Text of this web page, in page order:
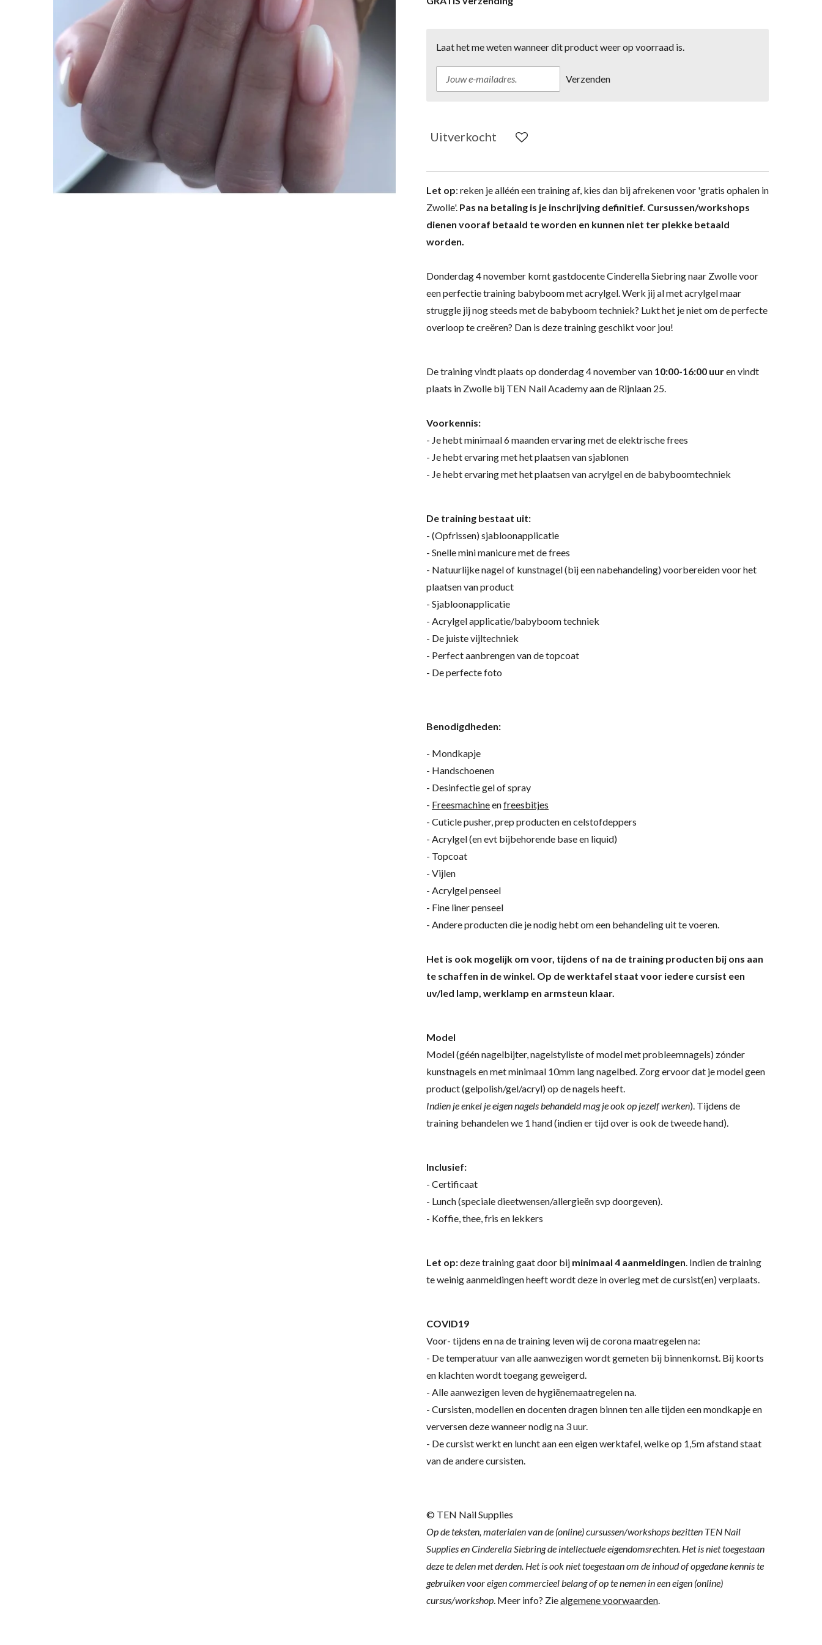
Laat het me weten wanneer dit product weer op voorraad is.
Verzenden
Uitverkocht
Let op: reken jeallééneen training af, kies dan bij afrekenen voor 'gratis ophalen in
Zwolle'. Pas na betaling is je inschrijving definitief. Cursussen/workshops
dienen vooraf betaald te worden en kunnen niet ter plekke betaald
worden.
Donderdag 4 november komt gastdocente Cinderella Siebring naar Zwolle voor
een perfectie training babyboom met acrylgel. Werk jij al met acrylgel maar
struggle jij nog steeds met de babyboom techniek? Lukt het je niet om de perfecte
overloop te creëren? Dan is deze training geschikt voor jou!
De training vindt plaats op donderdag 4 novembervan 10:00-16:00 uuren vindt
plaats in Zwolle bij TEN Nail Academy aan de Rijnlaan 25.
Voorkennis:
- Je hebt minimaal 6 maanden ervaring met de elektrische frees
- Je hebt ervaring met het plaatsen van sjablonen
- Je hebt ervaring met het plaatsen van acrylgel en de babyboomtechniek
De training bestaat uit:
- (Opfrissen) sjabloonapplicatie
- Snelle mini manicure met de frees
- Natuurlijke nagel of kunstnagel (bij een nabehandeling) voorbereiden voor het
plaatsen van product
- Sjabloonapplicatie
- Acrylgel applicatie/babyboom techniek
- De juiste vijltechniek
- Perfect aanbrengen van de topcoat
- De perfecte foto
Benodigdheden:
- Mondkapje
- Handschoenen
- Desinfectie gel of spray
- Freesmachineenfreesbitjes
- Cuticle pusher, prep producten en celstofdeppers
- Acrylgel (en evt bijbehorende base en liquid)
- Topcoat
- Vijlen
- Acrylgel penseel
- Fine liner penseel
- Andere producten die je nodig hebt om een behandeling uit te voeren.
Het is ook mogelijk om voor, tijdens of na de training producten bij ons aan
te schaffen in de winkel. Op de werktafel staat voor iedere cursist een
uv/led lamp, werklamp en armsteun klaar.
Model
Model (géén nagelbijter, nagelstyliste of model met probleemnagels) zónder
kunstnagels en met minimaal 10mm lang nagelbed. Zorg ervoor dat je model geen
product (gelpolish/gel/acryl) op de nagels heeft.
Indien je enkel je eigen nagels behandeld mag je ook op jezelf werken). Tijdens de
training behandelen we 1 hand (indien er tijd over is ook de tweede hand).
Inclusief:
- Certificaat
- Lunch (speciale dieetwensen/allergieën svp doorgeven).
- Koffie, thee, fris en lekkers
Let op:deze training gaat door bij minimaal 4 aanmeldingen . Indien de training
te weinig aanmeldingen heeft wordt deze in overleg met de cursist(en) verplaats.
COVID19
Voor- tijdens en na de training leven wij de corona maatregelen na:
- De temperatuur van alle aanwezigen wordt gemeten bij binnenkomst. Bij koorts
en klachten wordt toegang geweigerd.
- Alle aanwezigen leven de hygiënemaatregelen na.
- Cursisten, modellen en docenten dragen binnen ten alle tijden een mondkapje en
verversen deze wanneer nodig na 3 uur.
- De cursist werkt en luncht aan een eigen werktafel, welke op 1,5m afstand staat
van de andere cursisten.
© TEN Nail Supplies
Op de teksten, materialen van de (online) cursussen/workshops bezitten TEN Nail
Supplies en Cinderella Siebring de intellectuele eigendomsrechten. Het is niet toegestaan
deze te delen met derden. Het is ook niet toegestaan om de inhoud of opgedane kennis te
gebruiken voor eigen commercieel belang of op te nemen in een eigen (online)
cursus/workshop . Meer info? Ziealgemene voorwaarden